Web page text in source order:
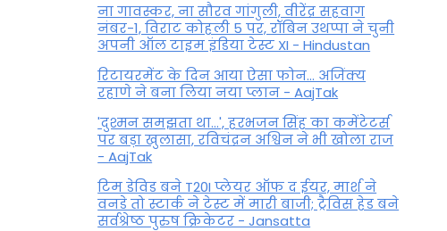
ना गावस्कर, ना सौरव गांगुली, वीरेंद्र सहवाग
नंबर-1, विराट कोहली 5 पर, रॉबिन उथप्पा ने चुनी
अपनी ऑल टाइम इंडिया टेस्ट XI - Hindustan
रिटायरमेंट के दिन आया ऐसा फोन... अजिंक्य
रहाणे ने बना लिया नया प्लान - AajTak
'दुश्मन समझता था...', हरभजन सिंह का कमेंटेटर्स
पर बड़ा खुलासा, रव‍िचंद्रन अश्विन ने भी खोला राज
- AajTak
टिम डेविड बने T20I प्लेयर ऑफ द ईयर, मार्श ने
वनडे तो स्टार्क ने टेस्ट में मारी बाजी; ट्रैविस हेड बने
सर्वश्रेष्ठ पुरुष क्रिकेटर - Jansatta